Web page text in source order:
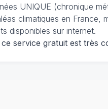
UNIQUE (chronique
climatiques en
disponibles sur internet.
service gratuit est très